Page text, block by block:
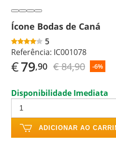
Ícone Bodas de Caná
5
Referência: IC001078
€79,90 € 84,90 -6%
Disponibilidade Imediata
ADICIONAR AO